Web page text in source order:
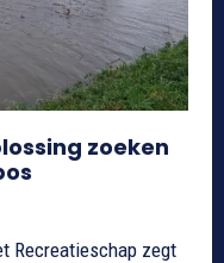
zoeken
Recreatieschap zegt